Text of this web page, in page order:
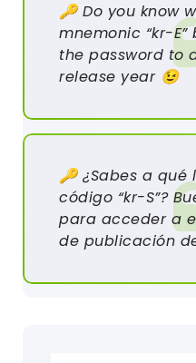
🔑 Do you know
mnemonic “kr-E”
the password to
release year 😉
🔑 ¿Sabes a qué
código “kr-S”?
para acceder a
de publicación